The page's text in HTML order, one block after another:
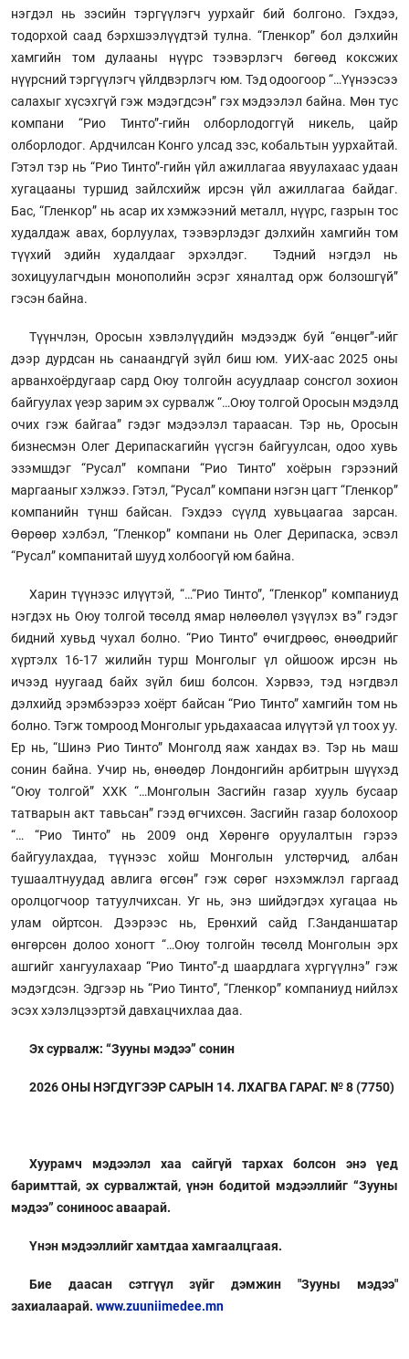
нэгдэл нь зэсийн тэргүүлэгч уурхайг бий болгоно. Гэхдээ,
тодорхой саад бэрхшээлүүдтэй тулна. “Гленкор” бол дэлхийн
хамгийн том дулааны нүүрс тээвэрлэгч бөгөөд коксжих
нүүрсний тэргүүлэгч үйлдвэрлэгч юм. Тэд одоогоор “…Үүнээсээ
салахыг хүсэхгүй гэж мэдэгдсэн” гэх мэдээлэл байна. Мөн тус
компани “Рио Тинто”-гийн олборлодоггүй никель, цайр
олборлодог. Ардчилсан Конго улсад зэс, кобальтын уурхайтай.
Гэтэл тэр нь “Рио Тинто”-гийн үйл ажиллагаа явуулахаас удаан
хугацааны туршид зайлсхийж ирсэн үйл ажиллагаа байдаг.
Бас, “Гленкор” нь асар их хэмжээний металл, нүүрс, газрын тос
худалдаж авах, борлуулах, тээвэрлэдэг дэлхийн хамгийн том
түүхий эдийн худалдааг эрхэлдэг. Тэдний нэгдэл нь
зохицуулагчдын монополийн эсрэг хяналтад орж болзошгүй”
гэсэн байна.
Түүнчлэн, Оросын хэвлэлүүдийн мэдээдж буй “өнцөг”-ийг
дээр дурдсан нь санаандгүй зүйл биш юм. УИХ-аас 2025 оны
арванхоёрдугаар сард Оюу толгойн асуудлаар сонсгол зохион
байгуулах үеэр зарим эх сурвалж “…Оюу толгой Оросын мэдэлд
очих гэж байгаа” гэдэг мэдээлэл тараасан. Тэр нь, Оросын
бизнесмэн Олег Дерипаскагийн үүсгэн байгуулсан, одоо хувь
эзэмшдэг “Русал” компани “Рио Тинто” хоёрын гэрээний
маргааныг хэлжээ. Гэтэл, “Русал” компани нэгэн цагт “Гленкор”
компанийн түнш байсан. Гэхдээ сүүлд хувьцаагаа зарсан.
Өөрөөр хэлбэл, “Гленкор” компани нь Олег Дерипаска, эсвэл
“Русал” компанитай шууд холбоогүй юм байна.
Харин түүнээс илүүтэй, “…“Рио Тинто”, “Гленкор” компаниуд
нэгдэх нь Оюу толгой төсөлд ямар нөлөөлөл үзүүлэх вэ” гэдэг
бидний хувьд чухал болно. “Рио Тинто” өчигдрөөс, өнөөдрийг
хүртэлх 16-17 жилийн турш Монголыг үл ойшоож ирсэн нь
ичээд нуугаад байх зүйл биш болсон. Хэрвээ, тэд нэгдвэл
дэлхийд эрэмбээрээ хоёрт байсан “Рио Тинто” хамгийн том нь
болно. Тэгж томроод Монголыг урьдахаасаа илүүтэй үл тоох уу.
Ер нь, “Шинэ Рио Тинто” Монголд яаж хандах вэ. Тэр нь маш
сонин байна. Учир нь, өнөөдөр Лондонгийн арбитрын шүүхэд
“Оюу толгой” ХХК “…Монголын Засгийн газар хууль бусаар
татварын акт тавьсан” гээд өгчихсөн. Засгийн газар болохоор
“… “Рио Тинто” нь 2009 онд Хөрөнгө оруулалтын гэрээ
байгуулахдаа, түүнээс хойш Монголын улстөрчид, албан
тушаалтнуудад авлига өгсөн” гэж сөрөг нэхэмжлэл гаргаад
оролцогчоор татуулчихсан. Уг нь, энэ шийдэгдэх хугацаа нь
улам ойртсон. Дээрээс нь, Ерөнхий сайд Г.Занданшатар
өнгөрсөн долоо хоногт “…Оюу толгойн төсөлд Монголын эрх
ашгийг хангуулахаар “Рио Тинто”-д шаардлага хүргүүлнэ” гэж
мэдэгдсэн. Эдгээр нь “Рио Тинто”, “Гленкор” компаниуд нийлэх
эсэх хэлэлцээртэй давхацчихлаа даа.
Эх сурвалж: “Зууны мэдээ” сонин
2026 ОНЫ НЭГДҮГЭЭР САРЫН 14. ЛХАГВА ГАРАГ. № 8 (7750)
Хуурамч мэдээлэл хаа сайгүй тархах болсон энэ үед
баримттай, эх сурвалжтай, үнэн бодитой мэдээллийг “Зууны
мэдээ” сониноос аваарай.
Үнэн мэдээллийг хамтдаа хамгаалцгаая.
Бие даасан сэтгүүл зүйг дэмжин "Зууны мэдээ"
захиалаарай. www.zuuniimedee.mn